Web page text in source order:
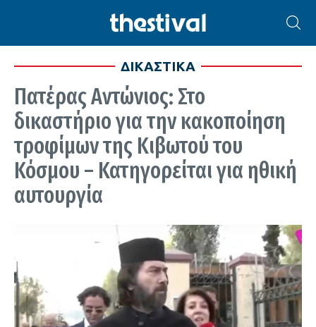
ΔΙΚΑΣΤΙΚΑ
Πατέρας Αντώνιος: Στο
δικαστήριο για την κακοποίηση
τροφίμων της Κιβωτού του
Κόσμου – Κατηγορείται για ηθική
αυτουργία